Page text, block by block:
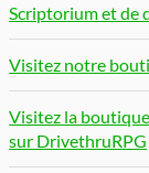
Scriptorium et de
Visitez notre
Visitez la
sur DrivethruRPG